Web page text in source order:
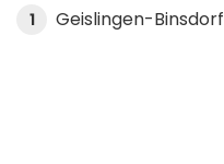
1 Geislingen-Binsdorf